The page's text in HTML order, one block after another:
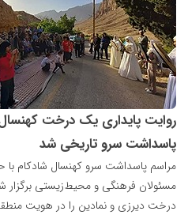
روایت پایداری یک درخت
پاسداشت سرو تاریخی شد
مراسم پاسداشت سرو کهنسال شادکام
مسئولان فرهنگی و محیط‌زیستی برگزار
درخت دیرزی و نمادین را در هویت